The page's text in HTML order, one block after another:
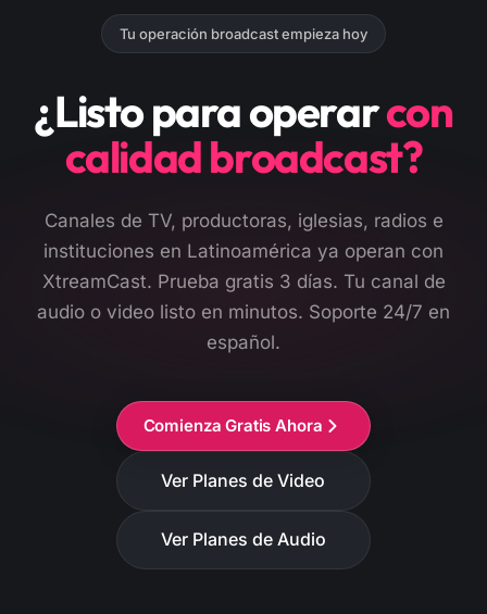
Tu operación broadcast empieza hoy
¿Listo para operarcon
calidad broadcast?
Canales de TV, productoras, iglesias, radios e
instituciones en Latinoamérica ya operan con
XtreamCast. Prueba gratis 3 días. Tu canal de
audio o video listo en minutos. Soporte 24/7 en
español.
Comienza Gratis Ahora
Ver Planes de Video
Ver Planes de Audio